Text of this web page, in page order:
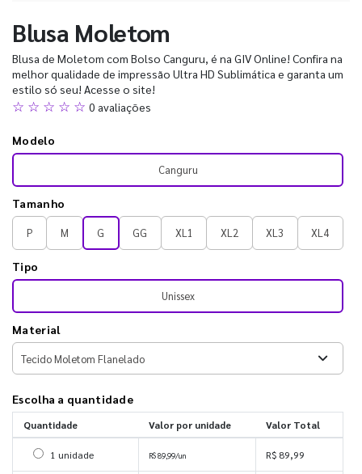
Blusa Moletom
Blusa de Moletom com Bolso Canguru, é na GIV Online! Confira na
melhor qualidade de impressão Ultra HD Sublimática e garanta um
estilo só seu! Acesse o site!
☆ ☆ ☆ ☆ ☆ 0 avaliações
Modelo
Canguru
Tamanho
P M G GG XL1 XL2 XL3 XL4
Tipo
Unissex
Material
Escolha a quantidade
Quantidade Valor por unidade Valor Total
Selecionar 1 unidade
1 unidade R$ 89,99/un R$ 89,99